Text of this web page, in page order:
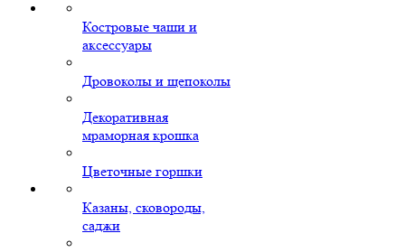
Костровые чаши и
аксессуары
Дровоколы и щепоколы
Декоративная
мраморная крошка
Цветочные горшки
Казаны, сковороды,
саджи